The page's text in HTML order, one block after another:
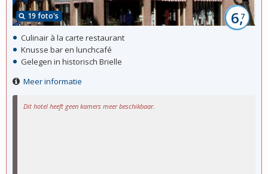
Dit hotel heeft geen kamers meer beschikbaar.
19 foto's 6,7
Culinair à la carte restaurant
Knusse bar en lunchcafé
Gelegen in historisch Brielle
Meer informatie